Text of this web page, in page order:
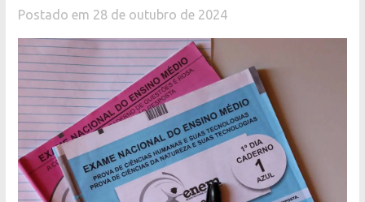
Postado em 28 de outubro de 2024